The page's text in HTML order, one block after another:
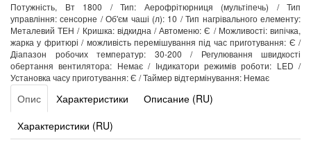
Потужність, Вт 1800 / Тип: Аерофрітюрниця (мультіпечь) / Тип
управління: сенсорне / Об'єм чаші (л): 10 / Тип нагрівального елементу:
Металевий ТЕН / Кришка: відкидна / Автоменю: Є / Можливості: випічка,
жарка у фритюрі / можливість перемішування під час приготування: Є /
Діапазон робочих температур: 30-200 / Регулювання швидкості
обертання вентилятора: Немає / Індикатори режимів роботи: LED /
Установка часу приготування: Є / Таймер відтермінування: Немає
Опис Характеристики
Описание (RU)
Характеристики (RU)